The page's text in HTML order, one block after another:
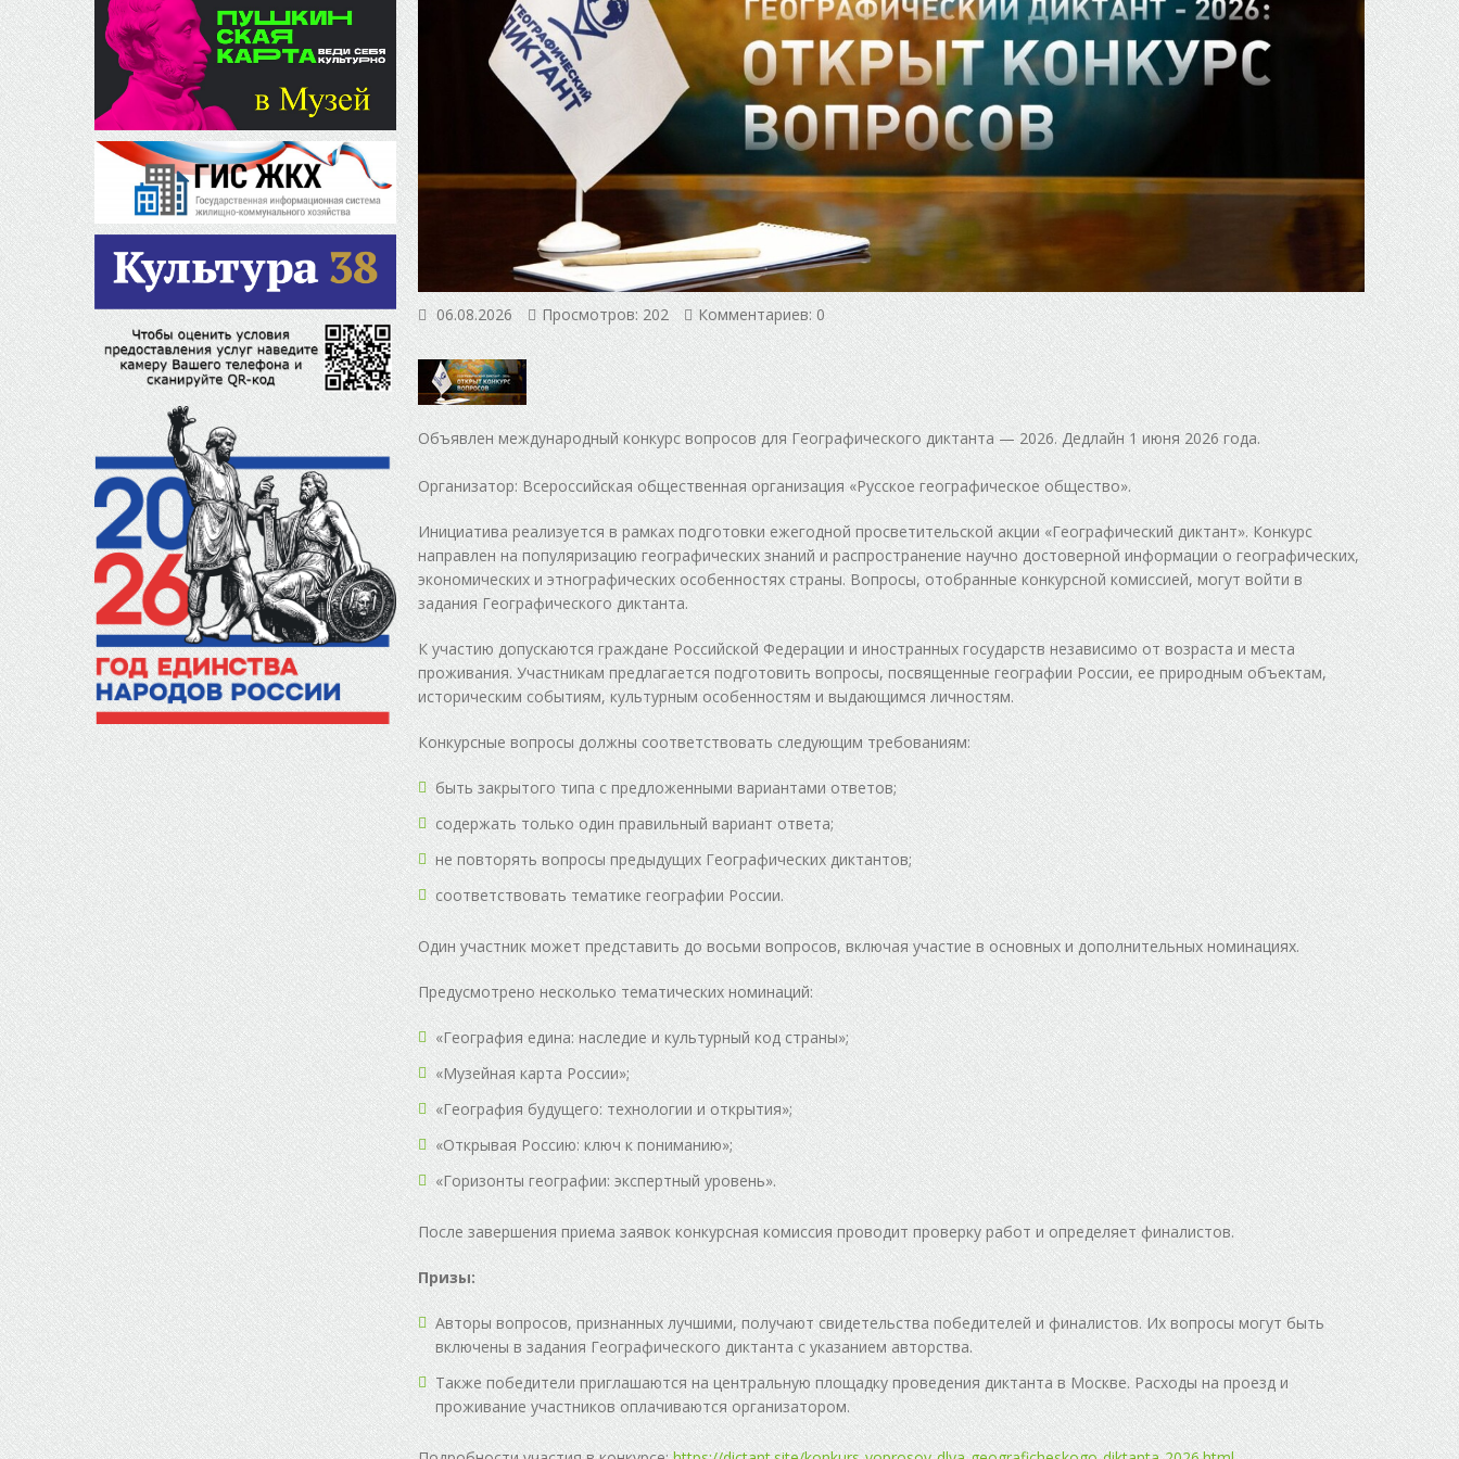
06.08.2026 Просмотров: 202 Комментариев: 0
Объявлен международный конкурс вопросов для Географического диктанта — 2026. Дедлайн 1 июня 2026 года.
Организатор: Всероссийская общественная организация «Русское географическое общество».
Инициатива реализуется в рамках подготовки ежегодной просветительской акции «Географический диктант». Конкурс
направлен на популяризацию географических знаний и распространение научно достоверной информации о географических,
экономических и этнографических особенностях страны. Вопросы, отобранные конкурсной комиссией, могут войти в
задания Географического диктанта.
К участию допускаются граждане Российской Федерации и иностранных государств независимо от возраста и места
проживания. Участникам предлагается подготовить вопросы, посвященные географии России, ее природным объектам,
историческим событиям, культурным особенностям и выдающимся личностям.
Конкурсные вопросы должны соответствовать следующим требованиям:
быть закрытого типа с предложенными вариантами ответов;
содержать только один правильный вариант ответа;
не повторять вопросы предыдущих Географических диктантов;
соответствовать тематике географии России.
Один участник может представить до восьми вопросов, включая участие в основных и дополнительных номинациях.
Предусмотрено несколько тематических номинаций:
«География едина: наследие и культурный код страны»;
«Музейная карта России»;
«География будущего: технологии и открытия»;
«Открывая Россию: ключ к пониманию»;
«Горизонты географии: экспертный уровень».
После завершения приема заявок конкурсная комиссия проводит проверку работ и определяет финалистов.
Призы:
Авторы вопросов, признанных лучшими, получают свидетельства победителей и финалистов. Их вопросы могут быть
включены в задания Географического диктанта с указанием авторства.
Также победители приглашаются на центральную площадку проведения диктанта в Москве. Расходы на проезд и
проживание участников оплачиваются организатором.